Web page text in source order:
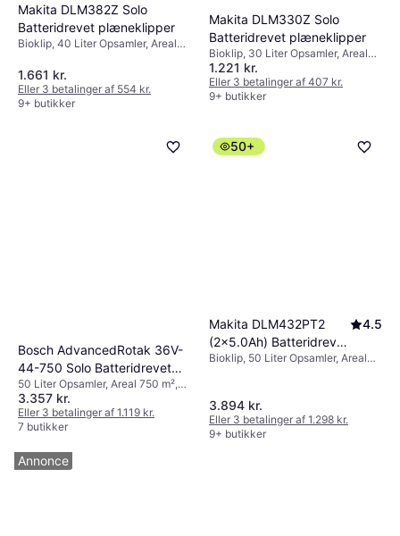
Makita DLM382Z Solo
Batteridrevet plæneklipper
Bioklip, 40 Liter Opsamler, Areal
Klippebredde (maks) 38 cm
1.661 kr.
Eller 3 betalinger af 554 kr.
9+ butikker
Makita DLM330Z Solo
Batteridrevet plæneklipper
Bioklip, 30 Liter Opsamler, Areal
270 m², Sammenklappeligt
håndtag, Klippebredde (maks) 33
cm
1.221 kr.
Eller 3 betalinger af 407 kr.
9+ butikker
Bosch AdvancedRotak 36V-
44-750 Solo Batteridrevet
plæneklipper
50 Liter Opsamler, Areal 750 m²,
Sammenklappeligt håndtag,
Klippebredde (maks) 44 cm
3.357 kr.
Eller 3 betalinger af 1.119 kr.
7 butikker
50+
Makita DLM432PT2
(2x5.0Ah) Batteridrevet
plæneklipper
4.5
Bioklip, 50 Liter Opsamler, Areal
3.894 kr.
Eller 3 betalinger af 1.298 kr.
9+ butikker
Annonce